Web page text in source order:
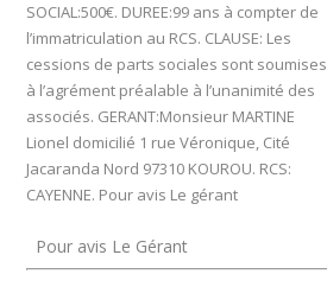
SOCIAL:500€. DUREE:99 ans à compter de
l’immatriculation au RCS. CLAUSE: Les
cessions de parts sociales sont soumises
à l’agrément préalable à l’unanimité des
associés. GERANT:Monsieur MARTINE
Lionel domicilié 1 rue Véronique, Cité
Jacaranda Nord 97310 KOUROU. RCS:
CAYENNE. Pour avis Le gérant
Pour avis Le Gérant